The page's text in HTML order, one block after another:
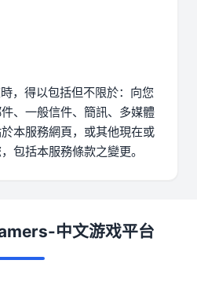
，得以包括但不限於：向您
、一般信件、簡訊、多媒體
本服務網頁，或其他現在或
包括本服務條款之變更。
中文游戏平台